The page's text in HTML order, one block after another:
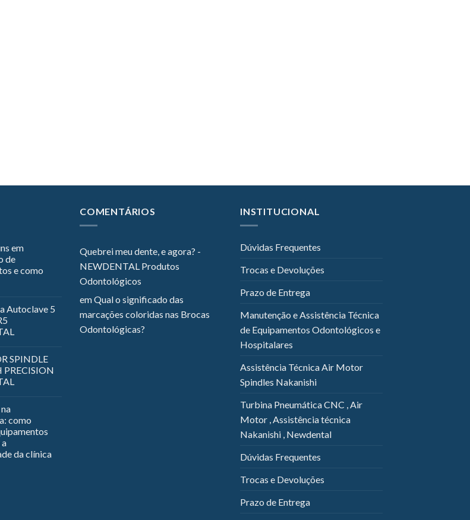
em
de
e como
Autoclave 5
SPINDLE
como
da clínica
COMENTÁRIOS
Quebrei meu dente, e agora? -
NEWDENTAL Produtos
Odontológicos
emQual o significado das
marcações coloridas nas Brocas
Odontológicas?
INSTITUCIONAL
Dúvidas Frequentes
Trocas e Devoluções
Prazo de Entrega
Manutenção e Assistência Técnica
de Equipamentos Odontológicos e
Hospitalares
Assistência Técnica Air Motor
Spindles Nakanishi
Turbina Pneumática CNC , Air
Motor , Assistência técnica
Nakanishi , Newdental
Dúvidas Frequentes
Trocas e Devoluções
Prazo de Entrega